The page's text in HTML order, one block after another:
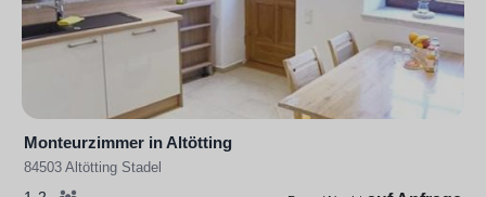
Monteurzimmer in Altötting
84503 Altötting Stadel